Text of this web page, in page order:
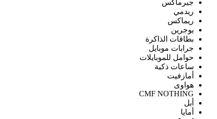
جيرماكس
ريدمي
ريماكس
يوجرين
بطاقات الذاكرة
جرابات موبايل
حوامل للموبايلات
ساعات ذكية
أمازفيت
هواوى
CMF NOTHING
أبل
أمايا